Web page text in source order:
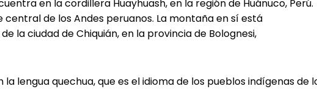
en la cordillera Huayhuash, en la región de Huánuco, Perú.
de los Andes peruanos. La montaña en sí está
la ciudad de Chiquián, en la provincia de Bolognesi,
la lengua quechua, que es el idioma de los pueblos indígenas de